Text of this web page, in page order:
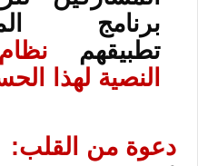
برنامج
تطبيقهم
النصية لهذا
دعوة من القلب: